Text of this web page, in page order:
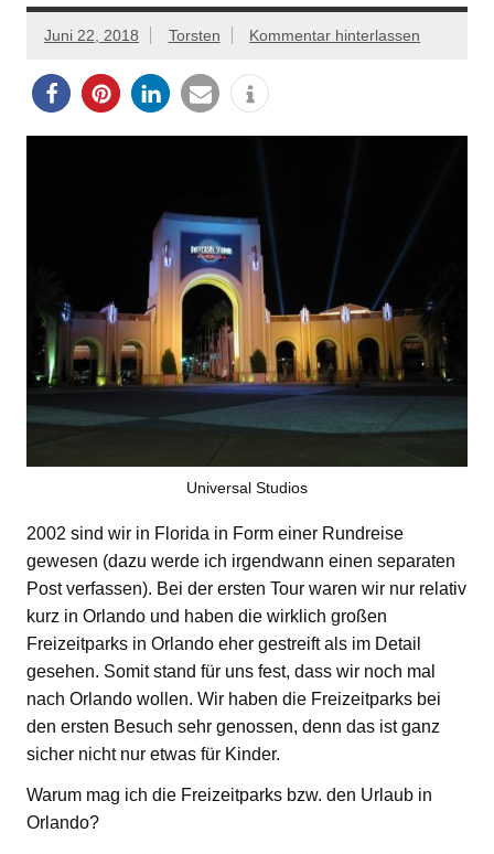
Juni 22, 2018 Torsten Kommentar hinterlassen
Universal Studios
2002 sind wir in Florida in Form einer Rundreise
gewesen (dazu werde ich irgendwann einen separaten
Post verfassen). Bei der ersten Tour waren wir nur relativ
kurz in Orlando und haben die wirklich großen
Freizeitparks in Orlando eher gestreift als im Detail
gesehen. Somit stand für uns fest, dass wir noch mal
nach Orlando wollen. Wir haben die Freizeitparks bei
den ersten Besuch sehr genossen, denn das ist ganz
sicher nicht nur etwas für Kinder.
Warum mag ich die Freizeitparks bzw. den Urlaub in
Orlando?